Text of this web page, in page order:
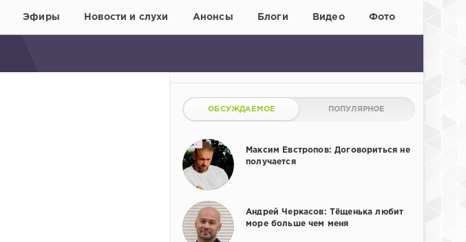
Эфиры Новости и слухи Анонсы Блоги Видео Фото
ОБСУЖДАЕМОЕ ПОПУЛЯРНОЕ
Максим Евстропов: Договориться не
получается
Андрей Черкасов: Тёщенька любит
море больше чем меня